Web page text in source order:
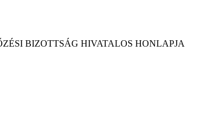
BIZOTTSÁG HIVATALOS HONLAPJA